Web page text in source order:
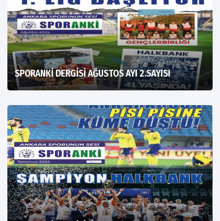
SPORANKİ DERGİSİ AĞUSTOS AYI 2.SAYISI